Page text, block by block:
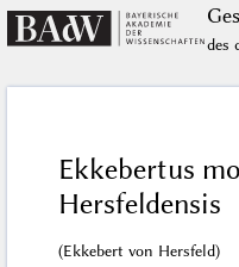
des
Ekkebertus
Hersfeldensis
(Ekkebert von Hersfeld)